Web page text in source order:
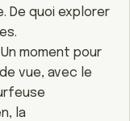
De quoi explorer
Un moment pour
vue, avec le
la